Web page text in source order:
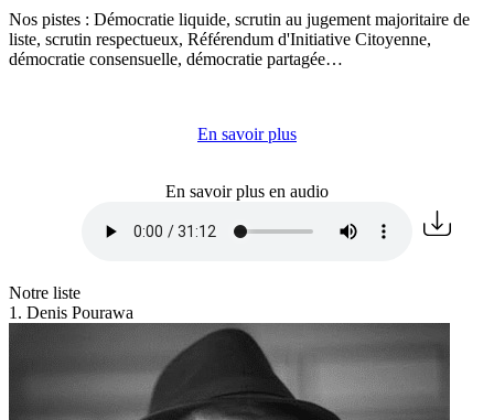
Nos pistes : Démocratie liquide, scrutin au jugement majoritaire de
liste, scrutin respectueux, Référendum d'Initiative Citoyenne,
démocratie consensuelle, démocratie partagée…
En savoir plus
En savoir plus en audio
Notre liste
1. Denis Pourawa